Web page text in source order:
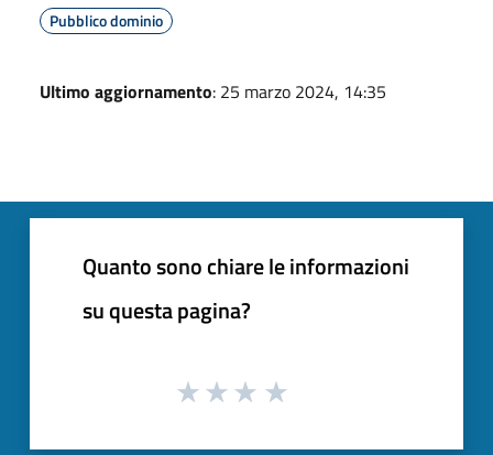
Pubblico dominio
Ultimo aggiornamento: 25 marzo 2024, 14:35
Quanto sono chiare le informazioni
su questa pagina?